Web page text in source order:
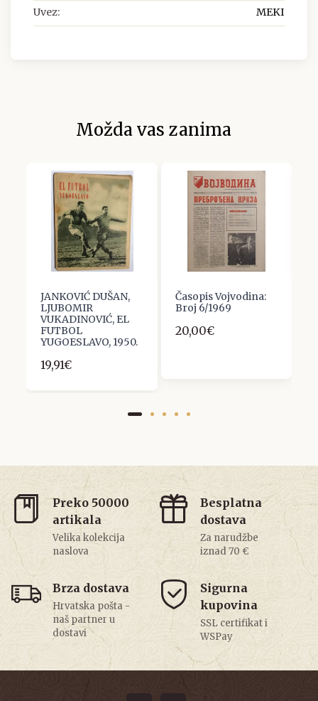
Uvez: MEKI
Možda vas zanima
JANKOVIĆ DUŠAN,
LJUBOMIR
VUKADINOVIĆ, EL
FUTBOL
YUGOESLAVO, 1950.
19,91€
Časopis Vojvodina:
Broj 6/1969
20,00€
Preko 50000
artikala
Velika kolekcija
naslova
Besplatna
dostava
Za narudžbe
iznad 70 €
Brza dostava
Hrvatska pošta -
naš partner u
dostavi
Sigurna
kupovina
SSL certifikat i
WSPay